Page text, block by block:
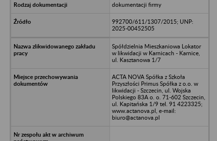
dokumentacji firmy
992700/611/1307/2015; UNP:
2025-00452505
Spółdzielnia Mieszkaniowa Lokator
w likwidacji w Karnicach - Karnice,
ul. Kasztanowa 1/7
ACTA NOVA Spółka z Szkoła
Przyszłości Primus Spółka z o.o. w
likwidacji - Szczecin, ul. Wojska
Polskiego 83A o. o. 71-602 Szczecin,
ul. Kapitańska 1/9 tel. 91 4223325;
www.actanova.pl, e-mail:
biuro@actanova.pl